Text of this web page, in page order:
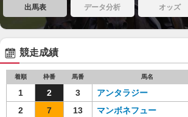
出馬表 データ分析 オッズ
競走成績
着順 枠番 馬番 馬名
1 2 3 アンタラジー
2
7 13 マンボネフュー